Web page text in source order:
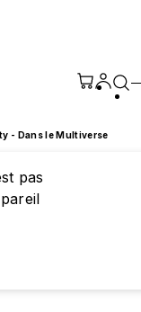
- Dans le Multiverse
pas